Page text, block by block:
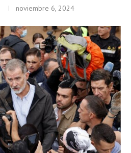
noviembre 6, 2024